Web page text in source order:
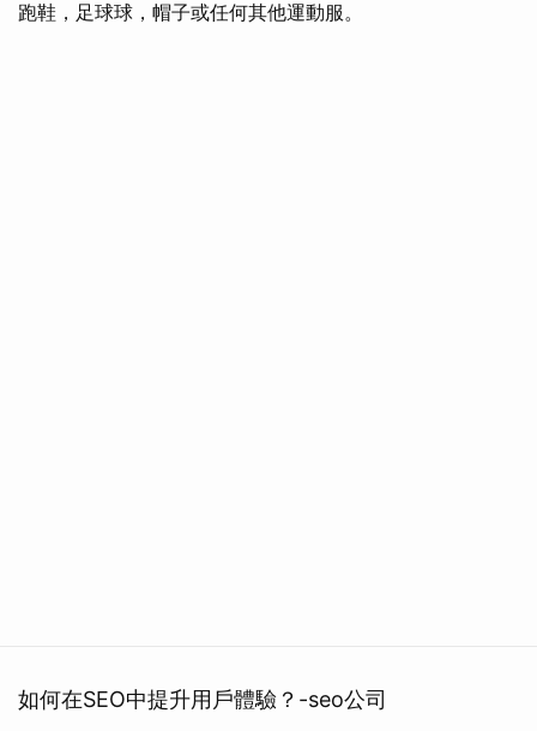
跑鞋，足球球，帽子或任何其他運動服。
如何在SEO中提升用戶體驗？-seo公司